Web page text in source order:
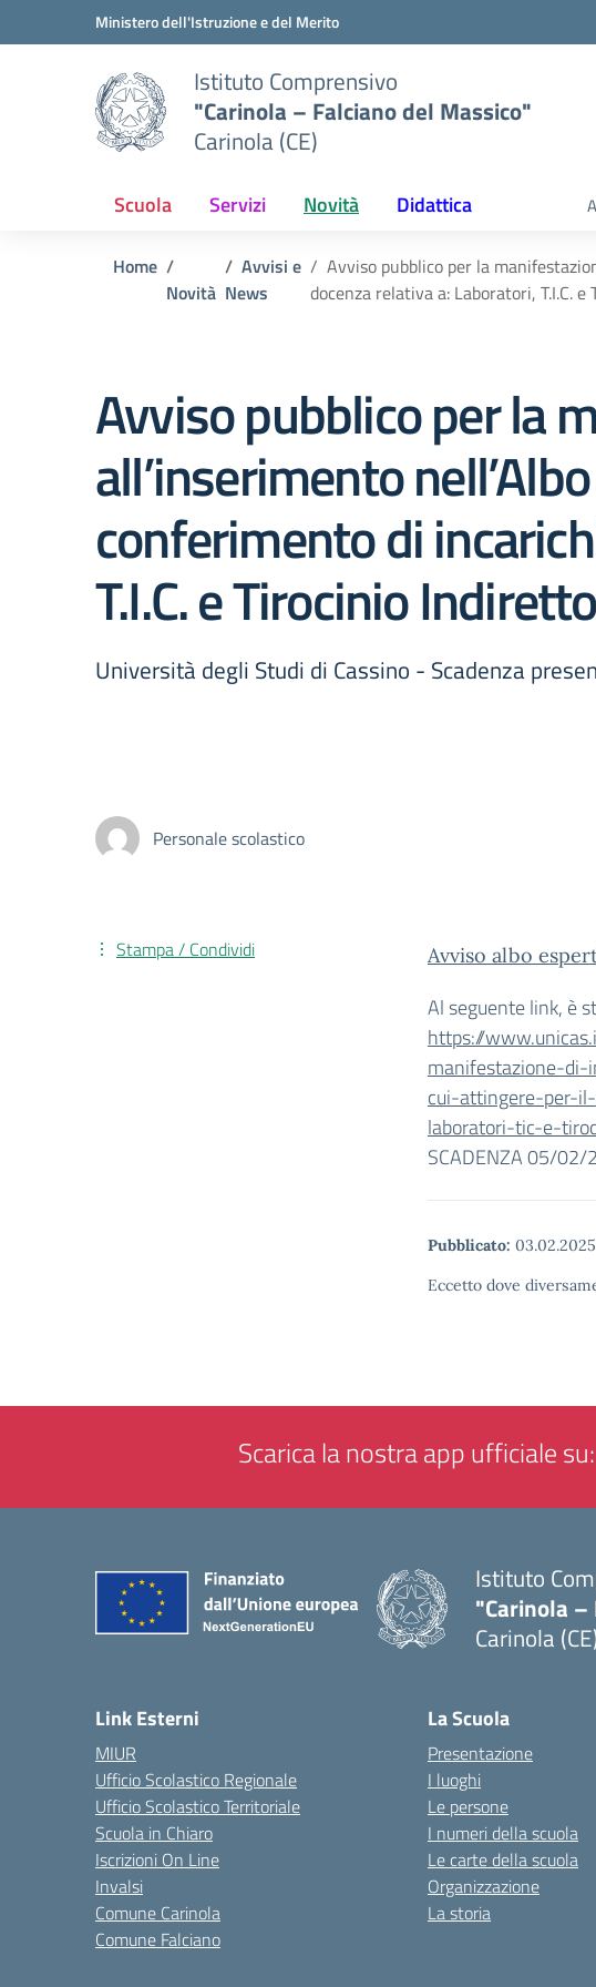
Vai ai contenuti
Vai al menu di navigazioneMinistero dell'Istruzione e del Merito
Istituto Comprensivo
"Carinola – Falciano del Massico"
Carinola (CE)
Scuola Servizi Novità Didattica
Home
Novità
Avvisi e
News
Avviso pubblico per la
docenza relativa a: Laboratori, T.I.C.
Avviso pubblico per la
all’inserimento
conferimento di
T.I.C. e Tirocinio
Università degli Studi di Cassino - Scadenza
Personale scolastico
Avviso albo
Al seguente link, è
https://
manifestazione-
cui-attingere-per-
laboratori-tic-e-
SCADENZA 05/
Pubblicato: 03.02.2025
Eccetto dove
Stampa / Condividi
Scarica la nostra app ufficiale su:
Istituto
"Carinola –
Carinola
Link Esterni
MIUR
Ufficio Scolastico Regionale
Ufficio Scolastico Territoriale
Scuola in Chiaro
Iscrizioni On Line
Invalsi
Comune Carinola
Comune Falciano
La Scuola
Presentazione
I luoghi
Le persone
I numeri della scuola
Le carte della scuola
Organizzazione
La storia